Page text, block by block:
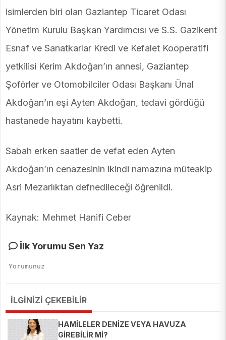
isimlerden biri olan Gaziantep Ticaret Odası
Yönetim Kurulu Başkan Yardımcısı ve S.S. Gazikent
Esnaf ve Sanatkarlar Kredi ve Kefalet Kooperatifi
yetkilisi Kerim Akdoğan’ın annesi, Gaziantep
Şoförler ve Otomobilciler Odası Başkanı Ünal
Akdoğan’ın eşi Ayten Akdoğan, tedavi gördüğü
hastanede hayatını kaybetti.
Sabah erken saatler de vefat eden Ayten
Akdoğan’ın cenazesinin ikindi namazına müteakip
Asri Mezarlıktan defnedileceği öğrenildi.
Kaynak: Mehmet Hanifi Ceber
İlk Yorumu Sen Yaz
İLGİNİZİ ÇEKEBİLİR
HAMİLELER DENİZE VEYA HAVUZA
GİREBİLİR Mİ?